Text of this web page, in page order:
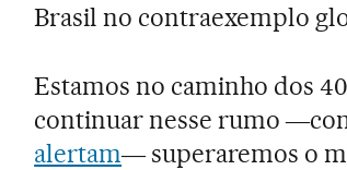
Brasil no contraexemplo
Estamos no caminho dos
continuar nesse rumo
alertam― superaremos o